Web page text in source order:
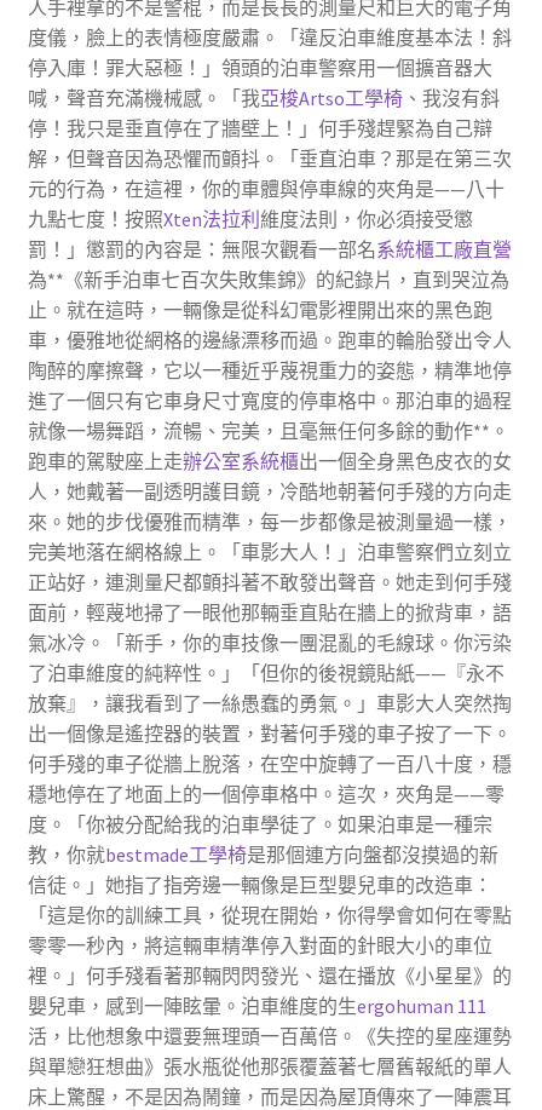
人手裡拿的不是警棍，而是長長的測量尺和巨大的電子角
度儀，臉上的表情極度嚴肅。「違反泊車維度基本法！斜
停入庫！罪大惡極！」領頭的泊車警察用一個擴音器大
喊，聲音充滿機械感。「我亞梭Artso工學椅、我沒有斜
停！我只是垂直停在了牆壁上！」何手殘趕緊為自己辯
解，但聲音因為恐懼而顫抖。「垂直泊車？那是在第三次
元的行為，在這裡，你的車體與停車線的夾角是——八十
九點七度！按照Xten法拉利維度法則，你必須接受懲
罰！」懲罰的內容是：無限次觀看一部名系統櫃工廠直營
為**《新手泊車七百次失敗集錦》的紀錄片，直到哭泣為
止。就在這時，一輛像是從科幻電影裡開出來的黑色跑
車，優雅地從網格的邊緣漂移而過。跑車的輪胎發出令人
陶醉的摩擦聲，它以一種近乎蔑視重力的姿態，精準地停
進了一個只有它車身尺寸寬度的停車格中。那泊車的過程
就像一場舞蹈，流暢、完美，且毫無任何多餘的動作**。
跑車的駕駛座上走辦公室系統櫃出一個全身黑色皮衣的女
人，她戴著一副透明護目鏡，冷酷地朝著何手殘的方向走
來。她的步伐優雅而精準，每一步都像是被測量過一樣，
完美地落在網格線上。「車影大人！」泊車警察們立刻立
正站好，連測量尺都顫抖著不敢發出聲音。她走到何手殘
面前，輕蔑地掃了一眼他那輛垂直貼在牆上的掀背車，語
氣冰冷。「新手，你的車技像一團混亂的毛線球。你污染
了泊車維度的純粹性。」「但你的後視鏡貼紙——『永不
放棄』，讓我看到了一絲愚蠢的勇氣。」車影大人突然掏
出一個像是遙控器的裝置，對著何手殘的車子按了一下。
何手殘的車子從牆上脫落，在空中旋轉了一百八十度，穩
穩地停在了地面上的一個停車格中。這次，夾角是——零
度。「你被分配給我的泊車學徒了。如果泊車是一種宗
教，你就bestmade工學椅是那個連方向盤都沒摸過的新
信徒。」她指了指旁邊一輛像是巨型嬰兒車的改造車：
「這是你的訓練工具，從現在開始，你得學會如何在零點
零零一秒內，將這輛車精準停入對面的針眼大小的車位
裡。」何手殘看著那輛閃閃發光、還在播放《小星星》的
嬰兒車，感到一陣眩暈。泊車維度的生ergohuman 111
活，比他想象中還要無理頭一百萬倍。《失控的星座運勢
與單戀狂想曲》張水瓶從他那張覆蓋著七層舊報紙的單人
床上驚醒，不是因為鬧鐘，而是因為屋頂傳來了一陣震耳